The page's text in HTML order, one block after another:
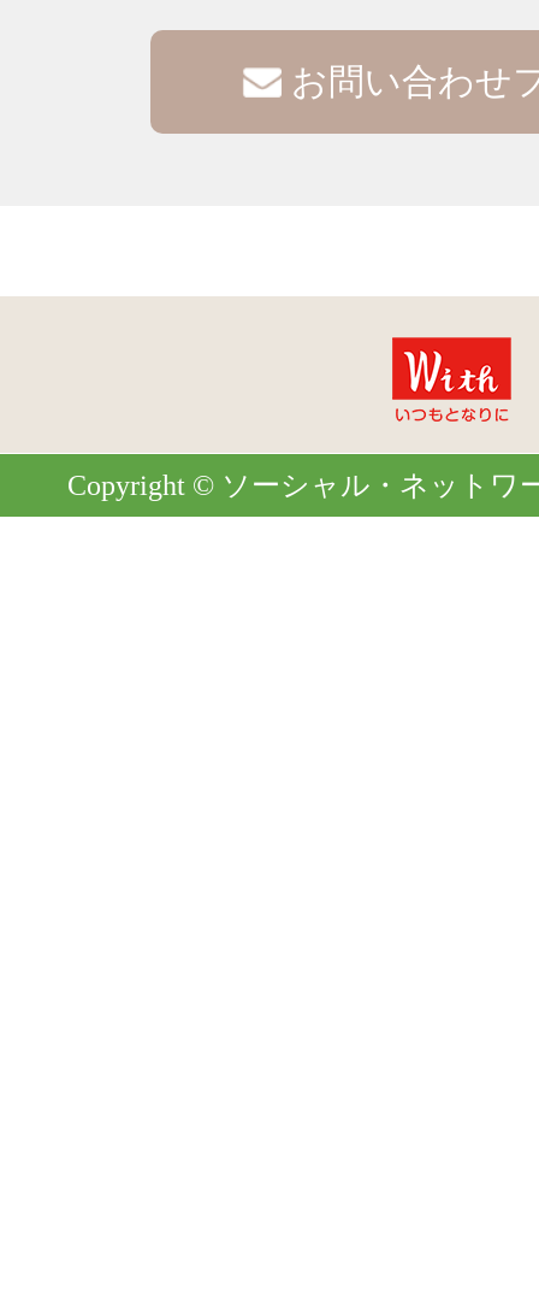
お問い合わせ
Copyright © ソーシャル・ネットワ